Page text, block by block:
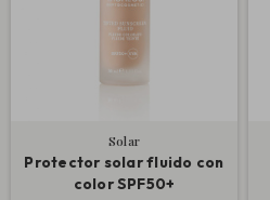
Solar
Protector solar fluido con
color SPF50+